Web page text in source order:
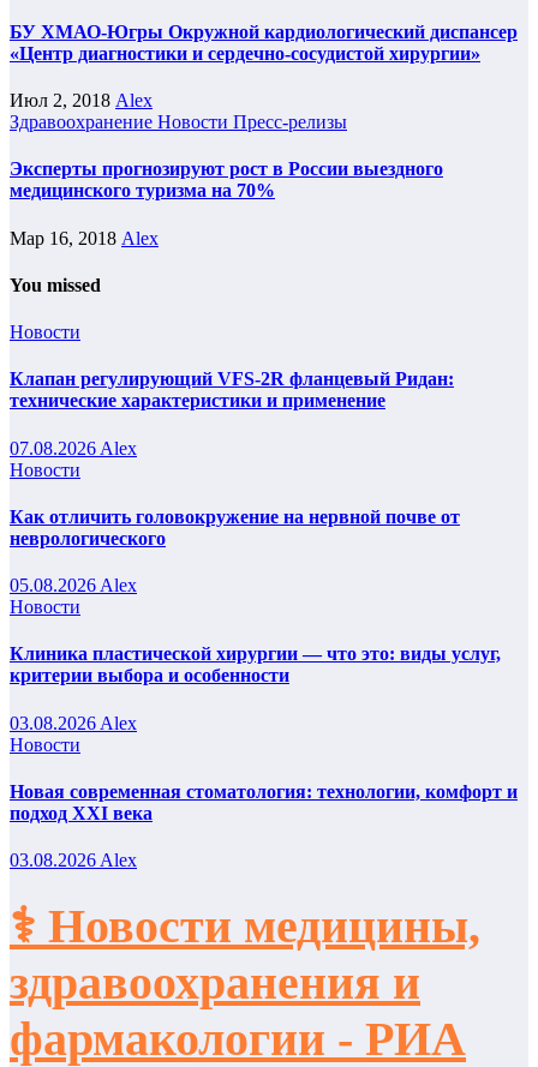
БУ ХМАО-Югры Окружной кардиологический диспансер
«Центр диагностики и сердечно-сосудистой хирургии»
Июл 2, 2018 Alex
Здравоохранение Новости Пресс-релизы
Эксперты прогнозируют рост в России выездного
медицинского туризма на 70%
Мар 16, 2018 Alex
You missed
Новости
Клапан регулирующий VFS-2R фланцевый Ридан:
технические характеристики и применение
07.08.2026 Alex
Новости
Как отличить головокружение на нервной почве от
неврологического
05.08.2026 Alex
Новости
Клиника пластической хирургии — что это: виды услуг,
критерии выбора и особенности
03.08.2026 Alex
Новости
Новая современная стоматология: технологии, комфорт и
подход XXI века
03.08.2026 Alex
⚕️ Новости медицины,
здравоохранения и
фармакологии - РИА